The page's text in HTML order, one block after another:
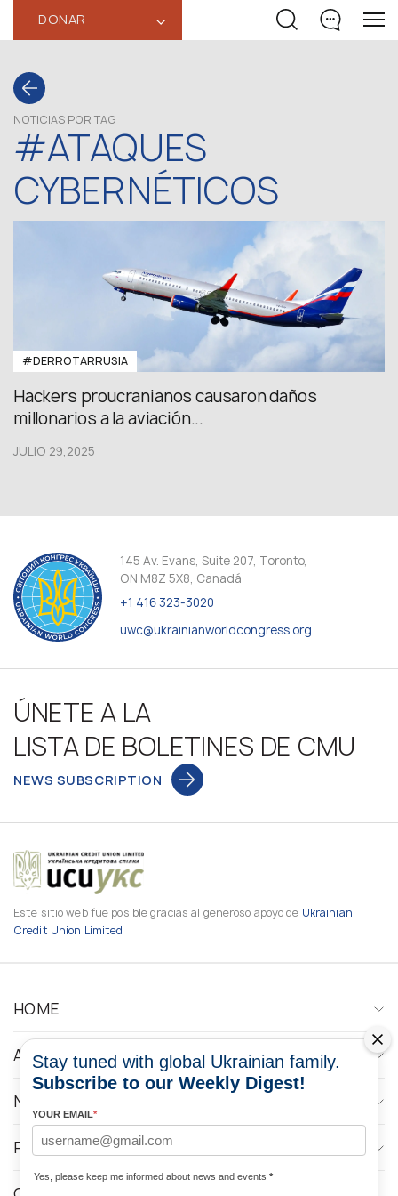
DONAR ‹
NOTICIAS POR TAG
#ATAQUES
CYBERNÉTICOS
#DERROTARRUSIA
Hackers proucranianos causaron daños
millonarios a la aviación...
JULIO 29,2025
145 Av. Evans, Suite 207, Toronto,
ON M8Z 5X8, Canadá
+1 416 323-3020
uwc@ukrainianworldcongress.org
ÚNETE A LA
LISTA DE BOLETINES DE CMU
NEWS SUBSCRIPTION
Este sitio web fue posible gracias al generoso apoyo de Ukrainian
Credit Union Limited
HOME
ABOUT
NEWS
PROGRAMS
Stay tuned with global Ukrainian family.
Subscribe to our Weekly Digest!
YOUR EMAIL*
Yes, please keep me informed about news and events *